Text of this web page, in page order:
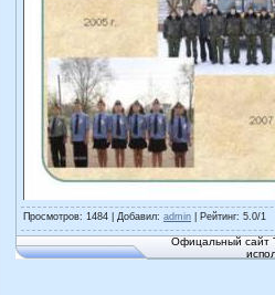
Просмотров: 1484 | Добавил: admin Рейтинг: 5.0/1
Офицальный сайт